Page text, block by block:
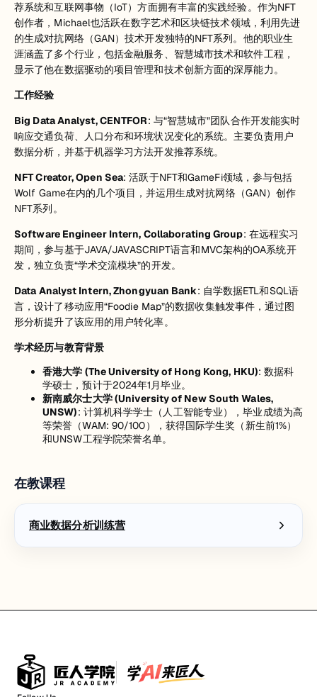
荐系统和互联网事物（IoT）方面拥有丰富的实践经验。作为NFT
创作者，Michael也活跃在数字艺术和区块链技术领域，利用先进
的生成对抗网络（GAN）技术开发独特的NFT系列。他的职业生
涯涵盖了多个行业，包括金融服务、智慧城市技术和软件工程，
显示了他在数据驱动的项目管理和技术创新方面的深厚能力。
工作经验
Big Data Analyst, CENTFOR: 与“智慧城市”团队合作开发能实时
响应交通负荷、人口分布和环境状况变化的系统。主要负责用户
数据分析，并基于机器学习方法开发推荐系统。
NFT Creator, Open Sea: 活跃于NFT和GameFi领域，参与包括
Wolf Game在内的几个项目，并运用生成对抗网络（GAN）创作
NFT系列。
Software Engineer Intern, Collaborating Group: 在远程实习
期间，参与基于JAVA/JAVASCRIPT语言和MVC架构的OA系统开
发，独立负责“学术交流模块”的开发。
Data Analyst Intern, Zhongyuan Bank: 自学数据ETL和SQL语
言，设计了移动应用“Foodie Map”的数据收集触发事件，通过图
形分析提升了该应用的用户转化率。
学术经历与教育背景
香港大学 (The University of Hong Kong, HKU): 数据科
学硕士，预计于2024年1月毕业。
新南威尔士大学 (University of New South Wales,
UNSW): 计算机科学学士（人工智能专业），毕业成绩为高
等荣誉（WAM: 90/100），获得国际学生奖（新生前1%）
和UNSW工程学院荣誉名单。
在教课程
商业数据分析训练营